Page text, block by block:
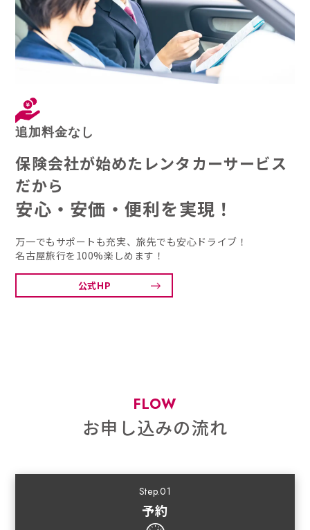
追加料金なし
保険会社が始めたレンタカーサービス
だから
安心・安価・便利を実現！
万一でもサポートも充実、旅先でも安心ドライブ！
名古屋旅行を100%楽しめます！
公式HP
FLOW
お申し込みの流れ
Step.01
予約